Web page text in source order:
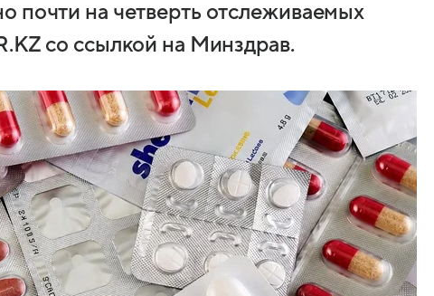
почти на четверть отслеживаемых
со ссылкой на Минздрав.